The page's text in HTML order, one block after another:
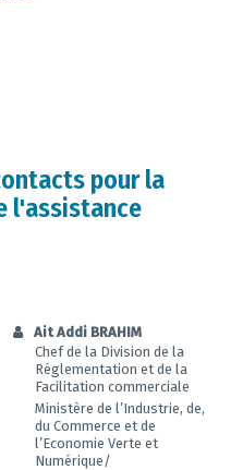
pour la
l'assistance
Ait Addi BRAHIM
Chef de la Division de la
Réglementation et de la
Facilitation commerciale
Ministère de l’Industrie, de,
du Commerce et de
l’Economie Verte et
Numérique/